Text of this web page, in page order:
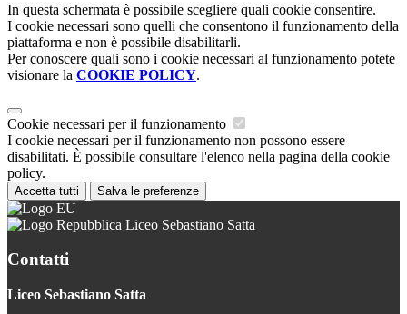
In questa schermata è possibile scegliere quali cookie consentire.
I cookie necessari sono quelli che consentono il funzionamento della
piattaforma e non è possibile disabilitarli.
Per conoscere quali sono i cookie necessari al funzionamento potete
visionare la COOKIE POLICY.
Cookie necessari per il funzionamento
I cookie necessari per il funzionamento non possono essere
disabilitati. È possibile consultare l'elenco nella pagina della cookie
policy.
Accetta tutti Salva le preferenze
Liceo Sebastiano Satta
Contatti
Liceo Sebastiano Satta